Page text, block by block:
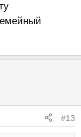
#13